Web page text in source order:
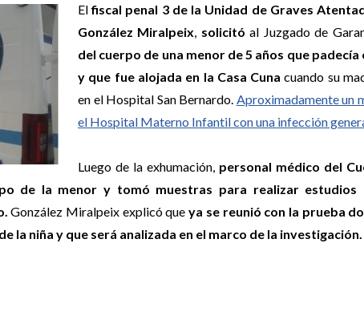
Elfiscal penal 3 de la Unidad de Graves
González Miralpeix solicitó al Juzgado de
del cuerpo de una menor de 5 años que
y que fue alojada en la Casa Cuna cuando su
en el Hospital San Bernardo. Aproximadamente un
el Hospital Materno Infantil con una infección
Luego de la exhumación, personal médico del
de la menor y tomó muestras para realizar estudios
González Miralpeix explicó queya se reunió con la prueba
la niña y que será analizada en el marco de la investigación.